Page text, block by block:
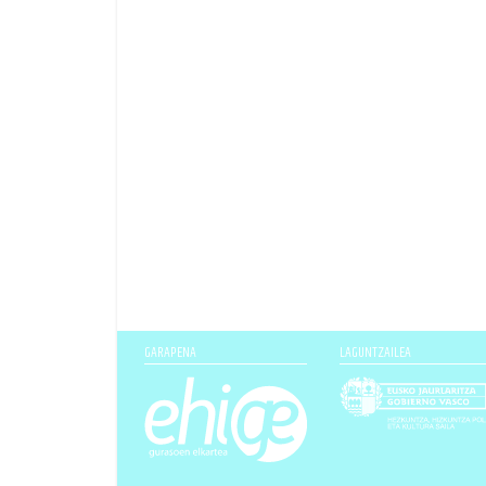
GARAPENA LAGUNTZAILEA